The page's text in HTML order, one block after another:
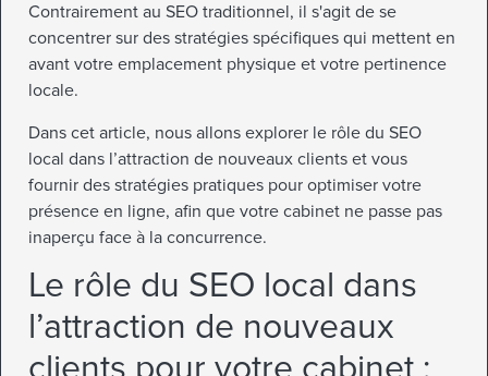
Contrairement au SEO traditionnel, il s'agit de se
concentrer sur des stratégies spécifiques qui mettent en
avant votre emplacement physique et votre pertinence
locale.
Dans cet article, nous allons explorer le rôle du SEO
local dans l’attraction de nouveaux clients et vous
fournir des stratégies pratiques pour optimiser votre
présence en ligne, afin que votre cabinet ne passe pas
inaperçu face à la concurrence.
Le rôle du SEO local dans
l’attraction de nouveaux